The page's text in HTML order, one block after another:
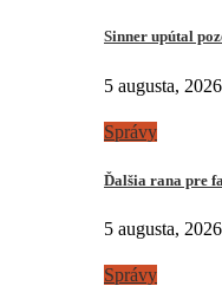
Sinner upútal
5 augusta, 2026
Správy
Ďalšia rana pre
5 augusta, 2026
Správy